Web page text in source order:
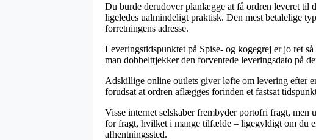
Du burde derudover planlægge at få ordren leveret til
ligeledes ualmindeligt praktisk. Den mest betalelige
forretningens adresse.
Leveringstidspunktet på Spise- og kogegrej er jo ret
man dobbelttjekker den forventede leveringsdato på
Adskillige online outlets giver løfte om levering efter
forudsat at ordren aflægges forinden et fastsat
Visse internet selskaber frembyder portofri fragt, men
for fragt, hvilket i mange tilfælde – ligegyldigt om du
afhentningssted.